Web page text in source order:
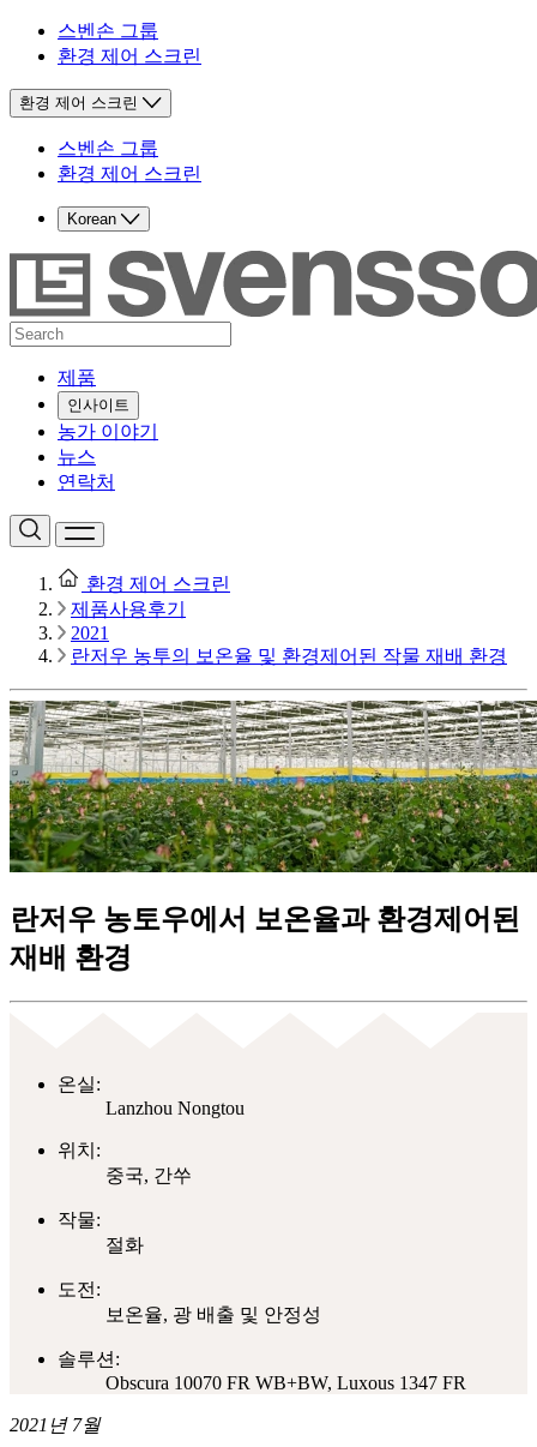
스벤손 그룹
환경 제어 스크린
환경 제어 스크린
스벤손 그룹
환경 제어 스크린
Korean
제품
인사이트
농가 이야기
뉴스
연락처
환경 제어 스크린
제품사용후기
2021
란저우 농투의 보온율 및 환경제어된 작물 재배 환경
란저우 농토우에서 보온율과 환경제어된
재배 환경
온실:
Lanzhou Nongtou
위치:
중국, 간쑤
작물:
절화
도전:
보온율, 광 배출 및 안정성
솔루션:
Obscura 10070 FR WB+BW, Luxous 1347 FR
2021년 7월